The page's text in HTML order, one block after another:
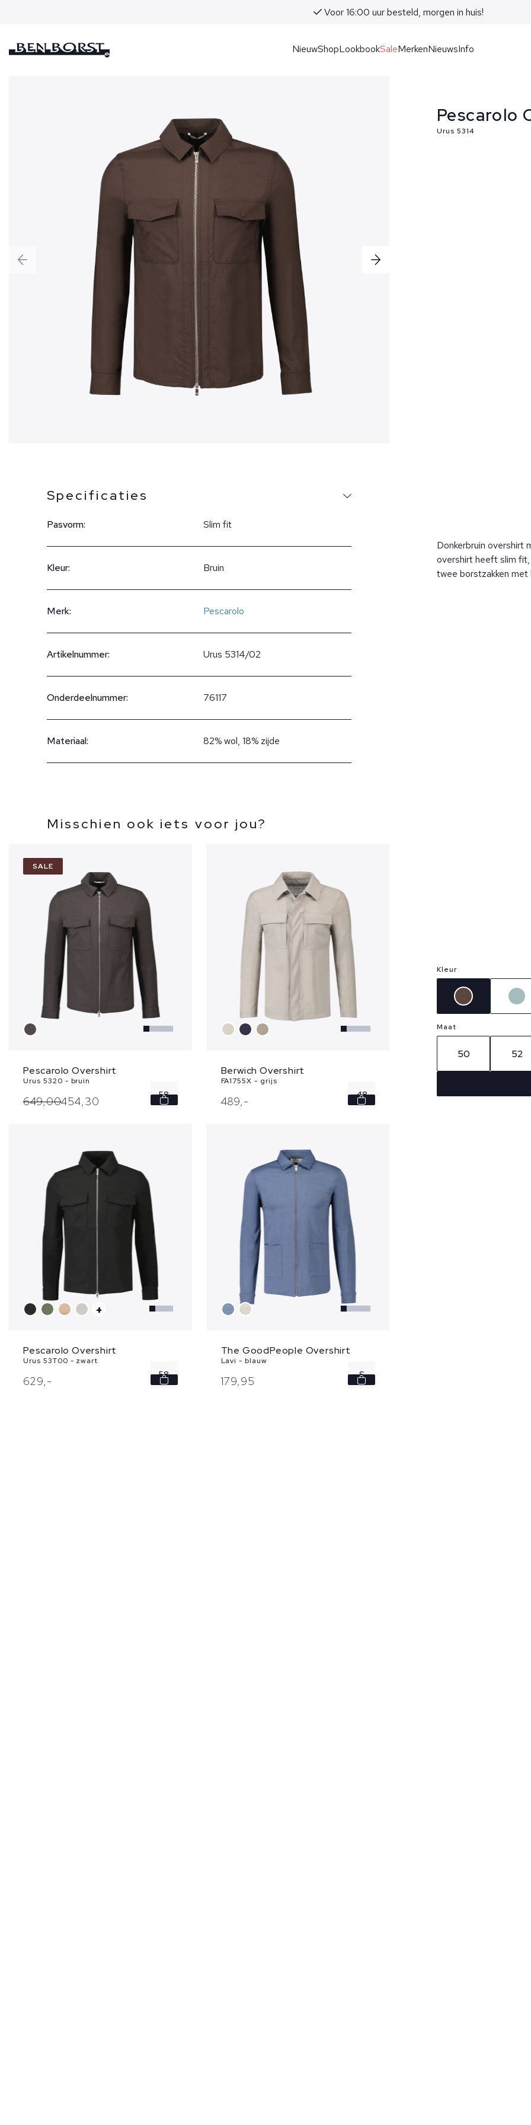
Voor 16:00 uur besteld, morgen in huis!
NieuwShopLookbookSaleMerkenNieuwsInfo
Specificaties
Pasvorm: Slim fit
Kleur: Bruin
Merk: Pescarolo
Artikelnummer: Urus 5314/02
Onderdeelnummer: 76117
Materiaal: 82% wol, 18% zijde
Misschien ook iets voor jou?
SALE
Pescarolo Overshirt
Urus 5320 - bruin
649,00454,30 58
Berwich Overshirt
FA1755X - grijs
489,- 48
+
Pescarolo Overshirt
Urus 53T00 - zwart
629,- 58
The GoodPeople Overshirt
Lavi - blauw
179,95 S
Pescarolo
Urus 5314
Donkerbruin overshirt
overshirt heeft slim
twee borstzakken
Kleur
Maat
50 52